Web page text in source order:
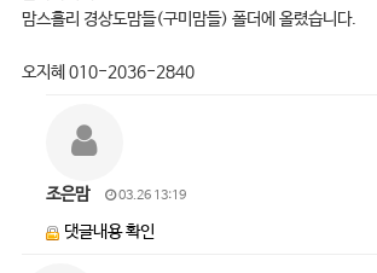
맘스홀리 경상도맘들(구미맘들) 폴더에 올렸습니다.
오지혜 010-2036-2840
조은맘 03.26 13:19
댓글내용 확인